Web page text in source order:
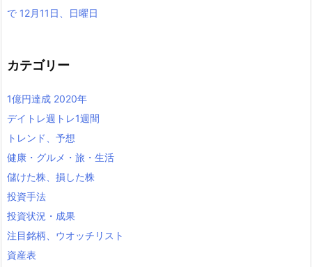
で 12月11日、日曜日
カテゴリー
1億円達成 2020年
デイトレ週トレ1週間
トレンド、予想
健康・グルメ・旅・生活
儲けた株、損した株
投資手法
投資状況・成果
注目銘柄、ウオッチリスト
資産表